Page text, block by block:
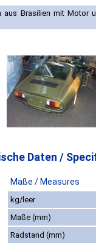
aus Brasilien mit Motor
Daten /
Maße / Measures
kg/leer
Maße (mm)
Radstand (mm)